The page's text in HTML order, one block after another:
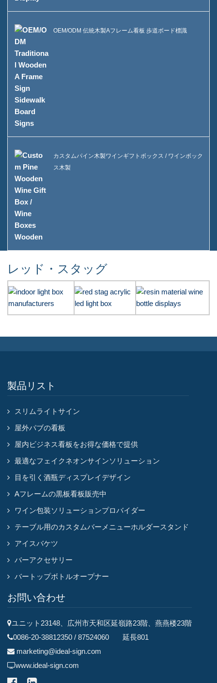
OEM/ODM 伝統木製Aフレーム看板 歩道ボード標識
カスタムパイン木製ワインギフトボックス / ワインボック
ス木製
レッド・スタッグ
製品リスト
スリムライトサイン
屋外パブの看板
屋内ビジネス看板をお得な価格で提供
最適なフェイクネオンサインソリューション
目を引く酒瓶ディスプレイデザイン
Aフレームの黒板看板販売中
ワイン包装ソリューションプロバイダー
テーブル用のカスタムバーメニューホルダースタンド
アイスバケツ
バーアクセサリー
バートップボトルオープナー
お問い合わせ
ユニット23148、広州市天和区延嶺路23階、燕燕楼23階
0086-20-38812350 / 87524060 延長801
marketing@ideal-sign.com
www.ideal-sign.com